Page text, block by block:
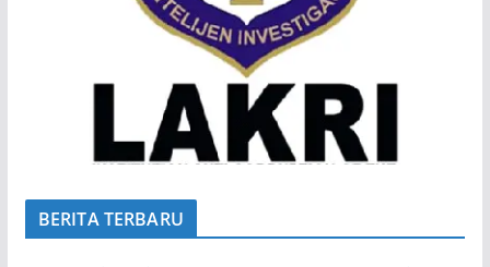
BERITA TERBARU